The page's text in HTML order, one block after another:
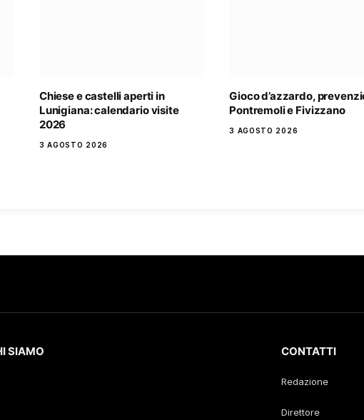
Chiese e castelli aperti in
Lunigiana: calendario visite
2026
3 AGOSTO 2026
Gioco d’azzardo,
Pontremoli e Fivizzano
3 AGOSTO 2026
SIAMO CONTATTI
Redazione
Direttore